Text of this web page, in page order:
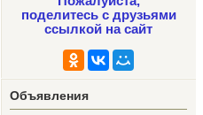
поделитесь с друзьями
ссылкой на сайт
Объявления